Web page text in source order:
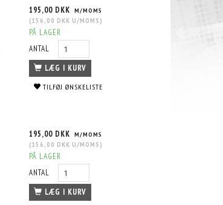
195,00 DKK M/MOMS
(156,00 DKK U/MOMS )
PÅ LAGER
ANTAL
LÆG I KURV
TILFØJ ØNSKELISTE
195,00 DKK M/MOMS
(156,00 DKK U/MOMS )
PÅ LAGER
ANTAL
LÆG I KURV